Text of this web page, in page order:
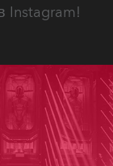
Instagram!